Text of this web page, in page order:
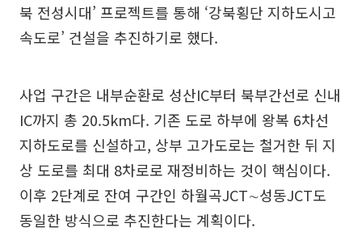
북 전성시대’ 프로젝트를 통해 ‘강북횡단 지하도시고
속도로’ 건설을 추진하기로 했다.
사업 구간은 내부순환로 성산IC부터 북부간선로 신내
IC까지 총 20.5km다. 기존 도로 하부에 왕복 6차선
지하도로를 신설하고, 상부 고가도로는 철거한 뒤 지
상 도로를 최대 8차로로 재정비하는 것이 핵심이다.
이후 2단계로 잔여 구간인 하월곡JCT∼성동JCT도
동일한 방식으로 추진한다는 계획이다.